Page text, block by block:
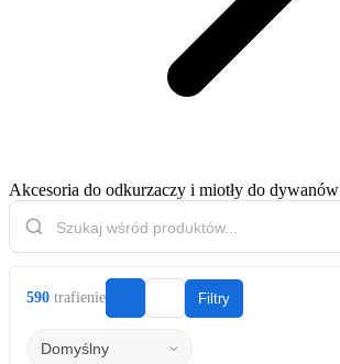
Akcesoria do odkurzaczy i miotły do ​​dywanów
590 trafienie Filtry